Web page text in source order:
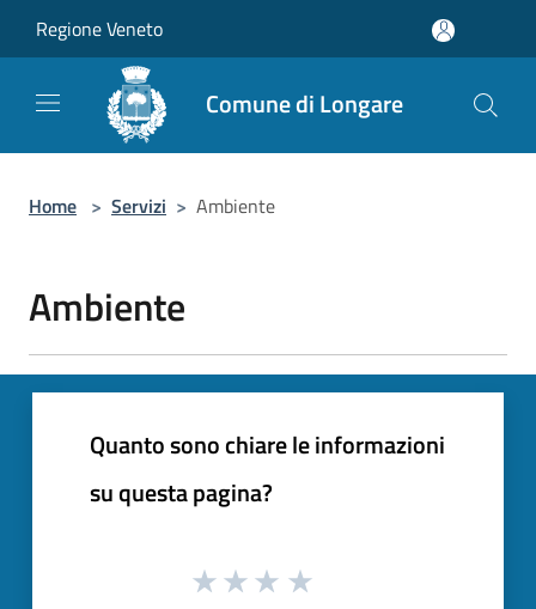
Regione Veneto
Comune di Longare
Home > Servizi > Ambiente
Ambiente
Quanto sono chiare le informazioni
su questa pagina?